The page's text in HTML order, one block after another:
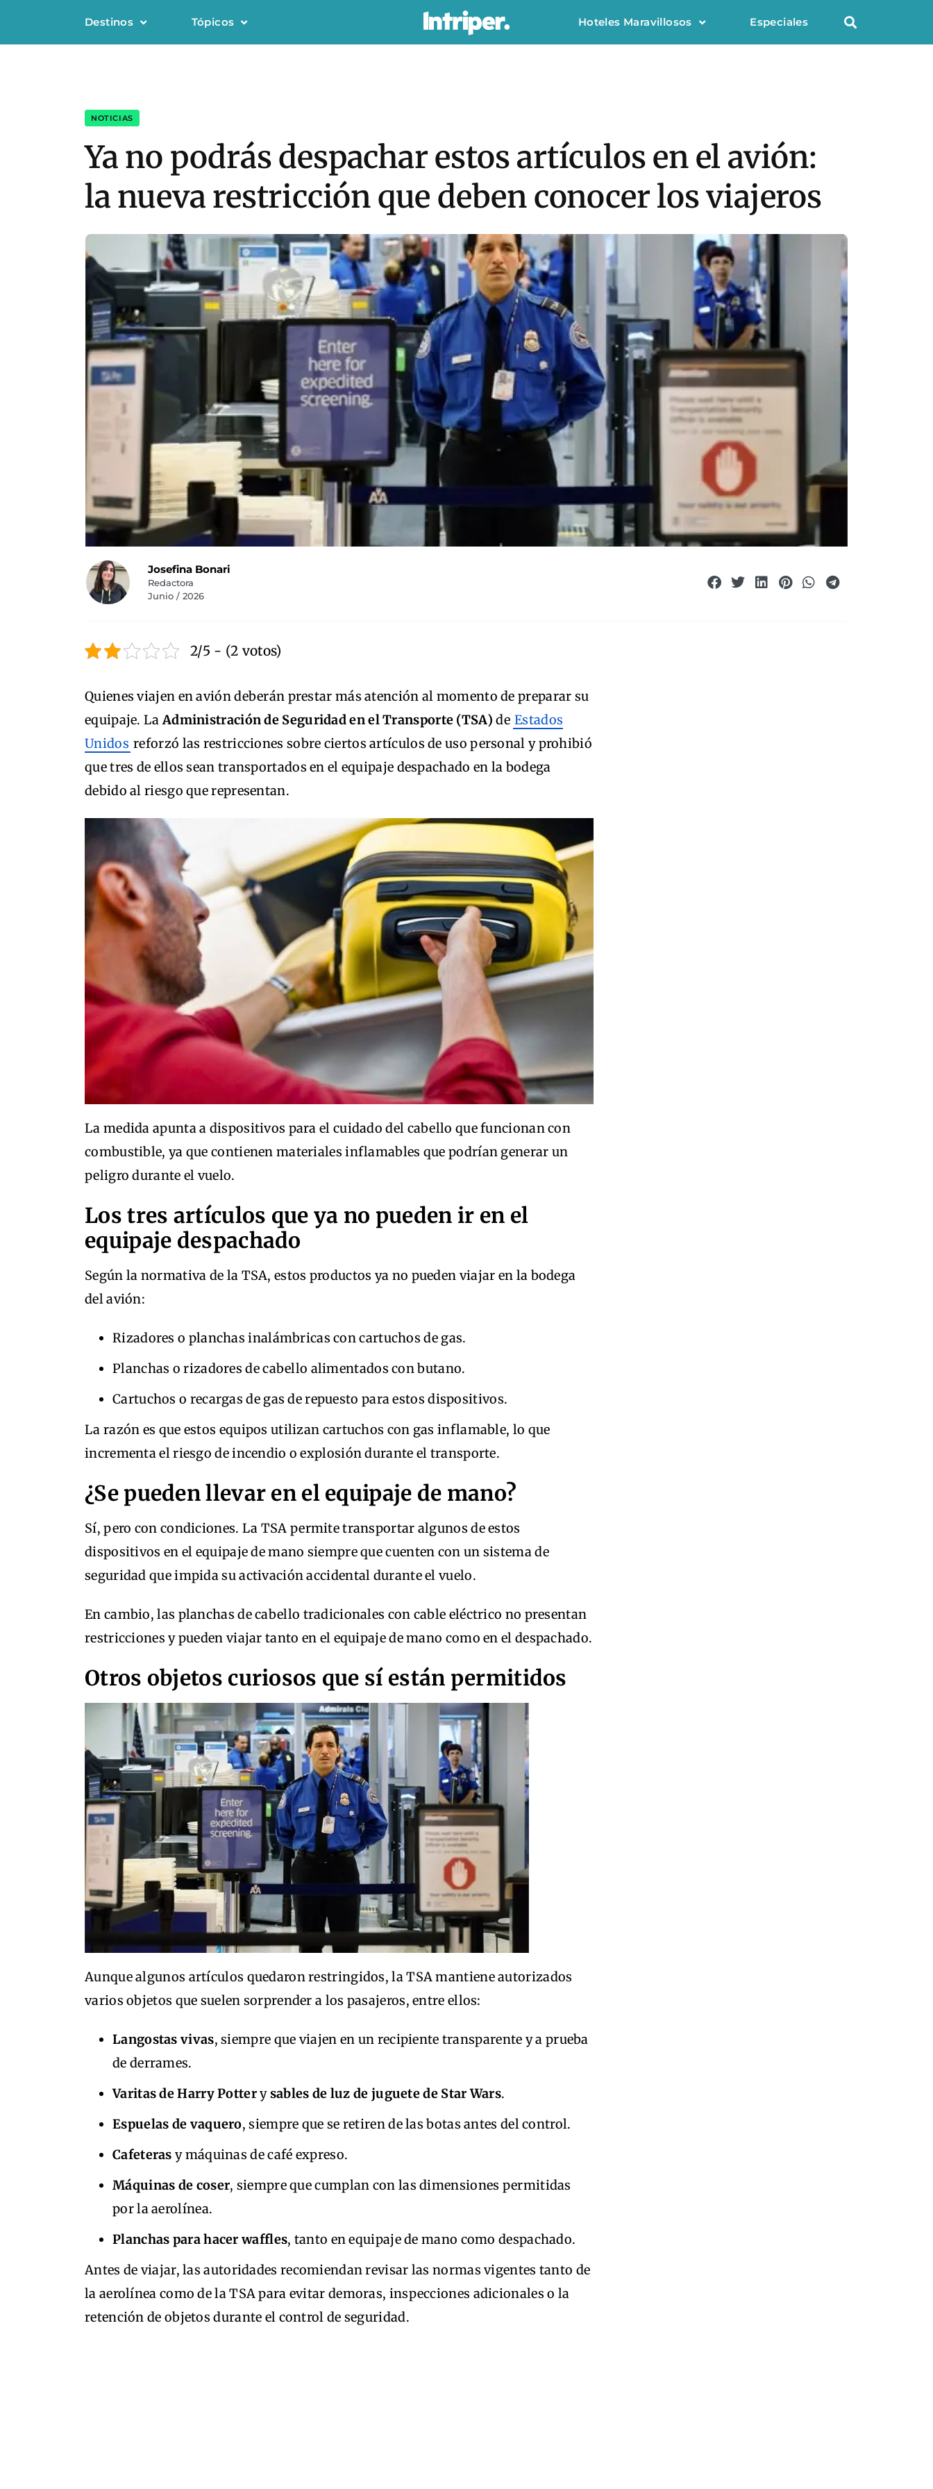
Destinos Tópicos Hoteles Maravillosos Especiales
NOTICIAS
Ya no podrás despachar estos artículos en el avión:
la nueva restricción que deben conocer los viajeros
Josefina Bonari
Redactora
Junio / 2026
2/5 - (2 votos)
Quienes viajen en avión deberán prestar más atención al momento de preparar su
equipaje. LaAdministración de Seguridad en el Transporte (TSA) de Estados
Unidos reforzó las restricciones sobre ciertos artículos de uso personal y prohibió
que tres de ellos sean transportados en el equipaje despachado en la bodega
debido al riesgo que representan.
La medida apunta a dispositivos para el cuidado del cabello que funcionan con
combustible, ya que contienen materiales inflamables que podrían generar un
peligro durante el vuelo.
Los tres artículos que ya no pueden ir en el
equipaje despachado
Según la normativa de la TSA, estos productos ya no pueden viajar en la bodega
del avión:
Rizadores o planchas inalámbricas con cartuchos de gas.
Planchas o rizadores de cabello alimentados con butano.
Cartuchos o recargas de gas de repuesto para estos dispositivos.
La razón es que estos equipos utilizan cartuchos con gas inflamable, lo que
incrementa el riesgo de incendio o explosión durante el transporte.
¿Se pueden llevar en el equipaje de mano?
Sí, pero con condiciones. La TSA permite transportar algunos de estos
dispositivos en el equipaje de mano siempre que cuenten con un sistema de
seguridad que impida su activación accidental durante el vuelo.
En cambio, las planchas de cabello tradicionales con cable eléctrico no presentan
restricciones y pueden viajar tanto en el equipaje de mano como en el despachado.
Otros objetos curiosos que sí están permitidos
Aunque algunos artículos quedaron restringidos, la TSA mantiene autorizados
varios objetos que suelen sorprender a los pasajeros, entre ellos:
Langostas vivas, siempre que viajen en un recipiente transparente y a prueba
de derrames.
Varitas de Harry Potterysables de luz de juguete de Star Wars.
Espuelas de vaquero, siempre que se retiren de las botas antes del control.
Cafeteras y máquinas de café expreso.
Máquinas de coser, siempre que cumplan con las dimensiones permitidas
por la aerolínea.
Planchas para hacer waffles, tanto en equipaje de mano como despachado.
Antes de viajar, las autoridades recomiendan revisar las normas vigentes tanto de
la aerolínea como de la TSA para evitar demoras, inspecciones adicionales o la
retención de objetos durante el control de seguridad.